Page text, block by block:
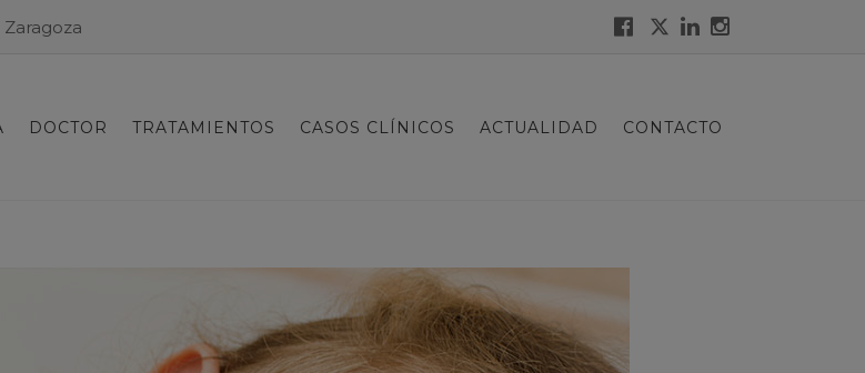
Zaragoza
DOCTOR TRATAMIENTOS CASOS CLÍNICOS ACTUALIDAD CONTACTO